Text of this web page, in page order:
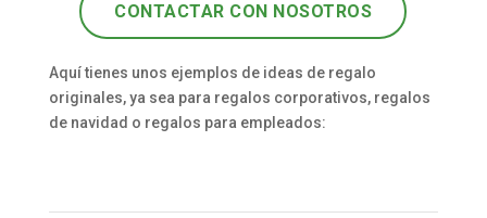
CONTACTAR CON NOSOTROS
Aquí tienes unos ejemplos de ideas de regalo
originales, ya sea para regalos corporativos, regalos
de navidad o regalos para empleados: